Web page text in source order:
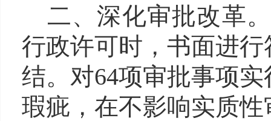
二、深化审批改革
行政许可时，书面进
结。对64项审批事项
瑕疵，在不影响实质